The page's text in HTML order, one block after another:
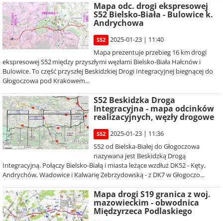
Mapa odc. drogi ekspresowej
S52 Bielsko-Biała - Bulowice k.
Andrychowa
S52
2025-01-23 | 11:40
Mapa prezentuje przebieg 16 km drogi
ekspresowej S52 między przyszłymi węzłami Bielsko-Biała Hałcnów i
Bulowice. To część przyszłej Beskidzkiej Drogi Integracyjnej biegnącej do
Głogoczowa pod Krakowem...
S52 Beskidzka Droga
Integracyjna - mapa odcinków
realizacyjnych, węzły drogowe
S52
2025-01-23 | 11:36
S52 od Bielska-Białej do Głogoczowa
nazywana jest Beskidzką Drogą
Integracyjną. Połączy Bielsko-Białą i miasta leżące wzdłuż DK52 - Kęty,
Andrychów, Wadowice i Kalwarię Zebrzydowską - z DK7 w Głogoczo...
Mapa drogi S19 granica z woj.
mazowieckim - obwodnica
Międzyrzeca Podlaskiego